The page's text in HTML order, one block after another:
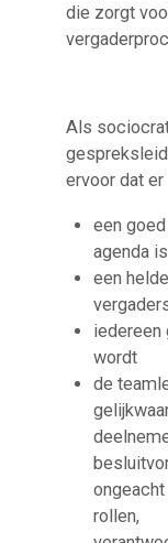
die zorgt
Als
ervoor dat er
een
agenda is
een
iedereen
wordt
de
rollen,